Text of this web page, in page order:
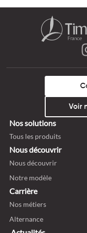
Nos solutions
Tous les produits
Nous découvrir
Nous découvrir
Notre modèle
Carrière
Nos métiers
Alternance
Voir